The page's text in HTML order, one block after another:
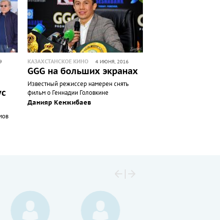
КАЗАХСТАНСКОЕ КИНО 4 ИЮНЯ, 2016
GGG на больших экранах
Известный режиссер намерен снять
фильм о Геннадии Головкине
Данияр Кенжибаев